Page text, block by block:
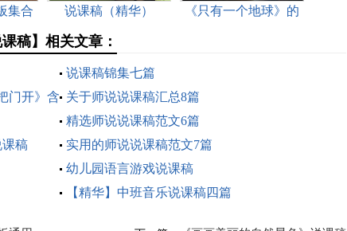
集合
说课稿（精华）
《只有一个地球》的
稿】相关文章：
说课稿锦集七篇
门开》含 关于师说说课稿汇总8篇
精选师说说课稿范文6篇
课稿
实用的师说说课稿范文7篇
幼儿园语言游戏说课稿
【精华】中班音乐说课稿四篇